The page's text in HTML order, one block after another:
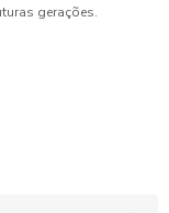
gerações.